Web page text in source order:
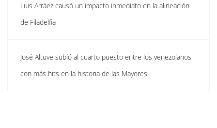
Luis Arráez causó un impacto inmediato en la alineación
de Filadelfia
José Altuve subió al cuarto puesto entre los venezolanos
con más hits en la historia de las Mayores